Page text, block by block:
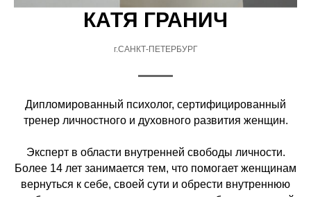
КАТЯ ГРАНИЧ
г.САНКТ-ПЕТЕРБУРГ
Дипломированный психолог, сертифицированный
тренер личностного и духовного развития женщин.
Эксперт в области внутренней свободы личности.
Более 14 лет занимается тем, что помогает женщинам
вернуться к себе, своей сути и обрести внутреннюю